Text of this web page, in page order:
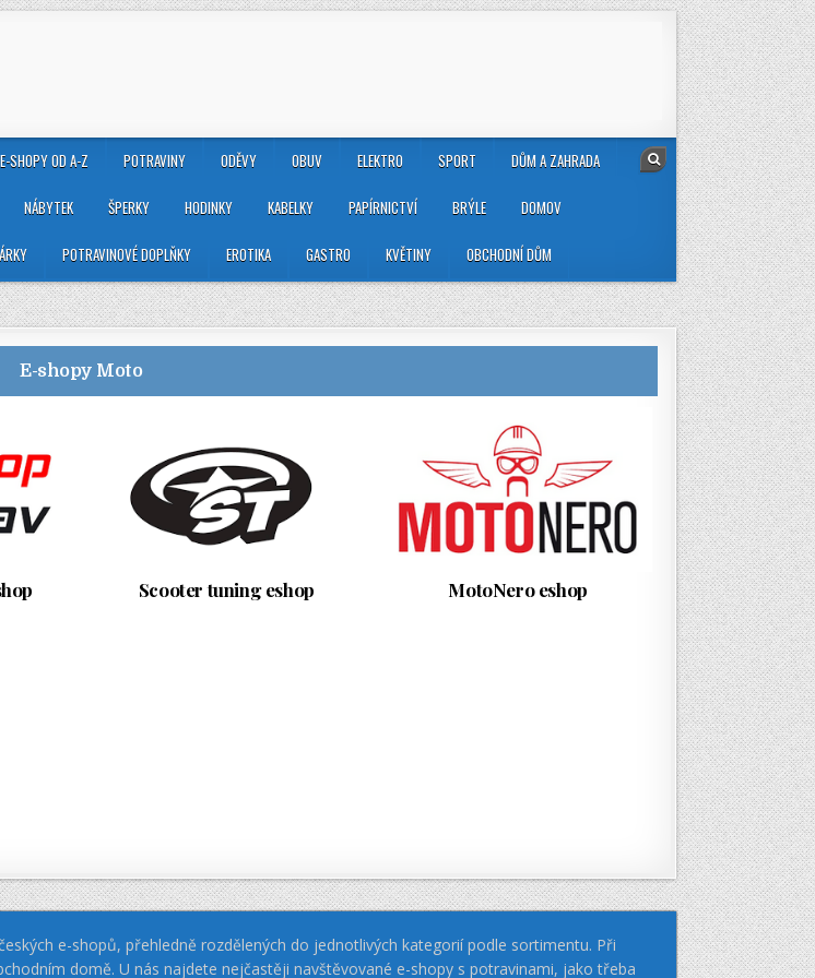
SHOPY OD A-Z POTRAVINY ODĚVY OBUV ELEKTRO SPORT DŮM A ZAHRADA
NÁBYTEK ŠPERKY HODINKY KABELKY PAPÍRNICTVÍ BRÝLE DOMOV
POTRAVINOVÉ DOPLŇKY EROTIKA GASTRO KVĚTINY OBCHODNÍ DŮM
E-shopy Moto
Scooter tuning eshop MotoNero eshop
e-shopů, přehledně rozdělených do jednotlivých kategorií podle sortimentu. Při
domě. U nás najdete nejčastěji navštěvované e-shopy s potravinami, jako třeba